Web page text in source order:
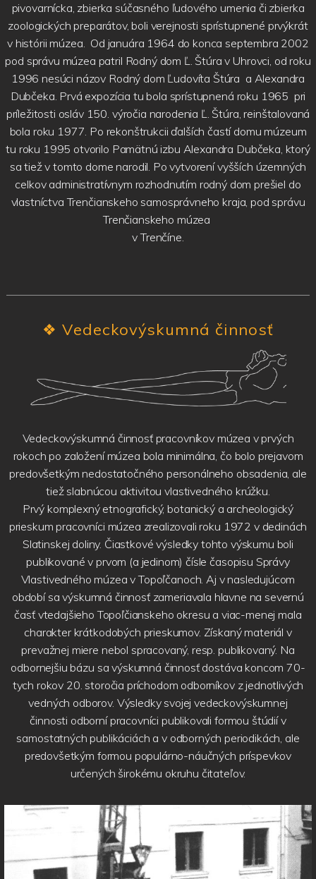
pivovarnícka, zbierka súčasného ľudového umenia či zbierka
zoologických preparátov, boli verejnosti sprístupnené prvýkrát
v histórii múzea. Od januára 1964 do konca septembra 2002
pod správu múzea patril Rodný dom Ľ. Štúra v Uhrovci, od roku
1996 nesúci názov Rodný dom Ľudovíta Štúra a Alexandra
Dubčeka. Prvá expozícia tu bola sprístupnená roku 1965 pri
príležitosti osláv 150. výročia narodenia Ľ. Štúra, reinštalovaná
bola roku 1977. Po rekonštrukcii ďalších častí domu múzeum
tu roku 1995 otvorilo Pamätnú izbu Alexandra Dubčeka, ktorý
sa tiež v tomto dome narodil. Po vytvorení vyšších územných
celkov administratívnym rozhodnutím rodný dom prešiel do
vlastníctva Trenčianskeho samosprávneho kraja, pod správu
Trenčianskeho múzea
v Trenčíne.
❖ Vedeckovýskumná činnosť
Vedeckovýskumná činnosť pracovníkov múzea v prvých
rokoch po založení múzea bola minimálna, čo bolo prejavom
predovšetkým nedostatočného personálneho obsadenia, ale
tiež slabnúcou aktivitou vlastivedného krúžku.
Prvý komplexný etnografický, botanický a archeologický
prieskum pracovníci múzea zrealizovali roku 1972 v dedinách
Slatinskej doliny. Čiastkové výsledky tohto výskumu boli
publikované v prvom (a jedinom) čísle časopisu Správy
Vlastivedného múzea v Topoľčanoch. Aj v nasledujúcom
období sa výskumná činnosť zameriavala hlavne na severnú
časť vtedajšieho Topoľčianskeho okresu a viac-menej mala
charakter krátkodobých prieskumov. Získaný materiál v
prevažnej miere nebol spracovaný, resp. publikovaný. Na
odbornejšiu bázu sa výskumná činnosť dostáva koncom 70-
tych rokov 20. storočia príchodom odborníkov z jednotlivých
vedných odborov. Výsledky svojej vedeckovýskumnej
činnosti odborní pracovníci publikovali formou štúdií v
samostatných publikáciách a v odborných periodikách, ale
predovšetkým formou populárno-náučných príspevkov
určených širokému okruhu čitateľov.